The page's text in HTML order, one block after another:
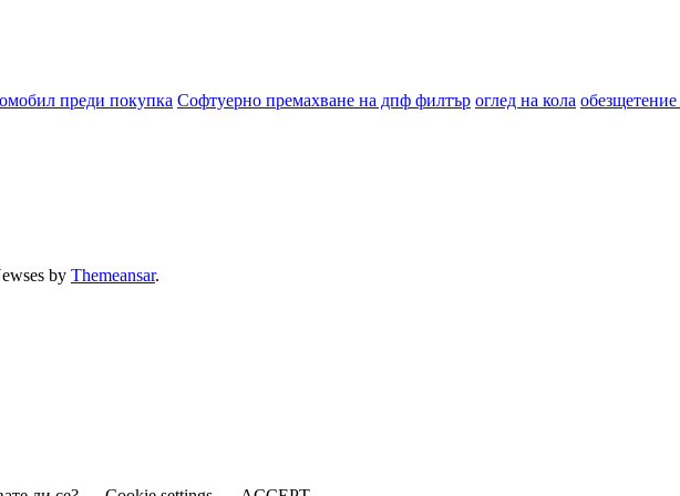
преди покупка Софтуерно премахване на дпф филтър оглед на кола
by Themeansar.